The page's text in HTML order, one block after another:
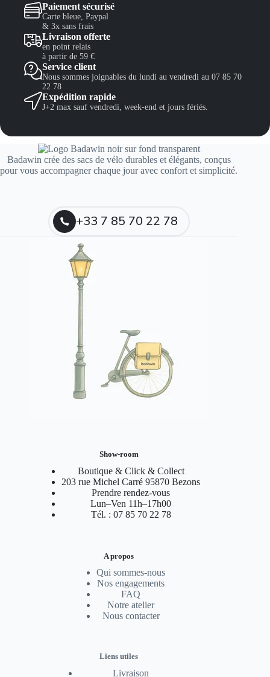
Paiement sécurisé
Carte bleue, Paypal
& 3x sans frais
Livraison offerte
en point relais
à partir de 59 €
Service client
Nous sommes joignables du lundi au vendredi au 07 85 70
22 78
Expédition rapide
J+2 max sauf vendredi, week-end et jours fériés.
Badawin crée des sacs de vélo durables et élégants, conçus
pour vous accompagner chaque jour avec confort et simplicité.
+33 7 85 70 22 78
Show-room
Boutique & Click & Collect
203 rue Michel Carré 95870 Bezons
Prendre rendez-vous
Lun–Ven 11h–17h00
Tél. : 07 85 70 22 78
A propos
Qui sommes-nous
Nos engagements
FAQ
Notre atelier
Nous contacter
Liens utiles
Livraison